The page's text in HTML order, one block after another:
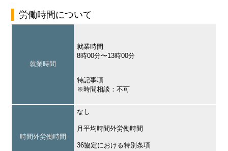
労働時間について
就業時間
就業時間
8時00分〜13時00分
特記事項
※時間相談：不可
時間外労働時間
なし
月平均時間外労働時間
36協定における特別条項